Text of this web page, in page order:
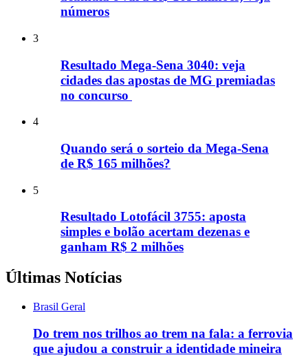
números
3
Resultado Mega-Sena 3040: veja
cidades das apostas de MG premiadas
no concurso
4
Quando será o sorteio da Mega-Sena
de R$ 165 milhões?
5
Resultado Lotofácil 3755: aposta
simples e bolão acertam dezenas e
ganham R$ 2 milhões
Últimas Notícias
Brasil Geral
Do trem nos trilhos ao trem na fala: a ferrovia
que ajudou a construir a identidade mineira